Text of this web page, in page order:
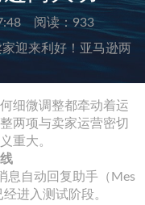
阅读：933
家迎来利好！亚马逊两
细微调整都牵动着运
两项与卖家运营密切
重大。
息自动回复助手（Mes
进入测试阶段。